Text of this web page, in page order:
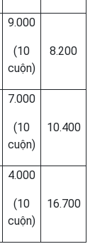
9.000
(10
cuộn)
8.200
7.000
(10
cuộn)
10.400
4.000
(10
cuộn)
16.700